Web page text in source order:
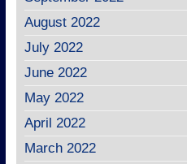
August 2022
July 2022
June 2022
May 2022
April 2022
March 2022